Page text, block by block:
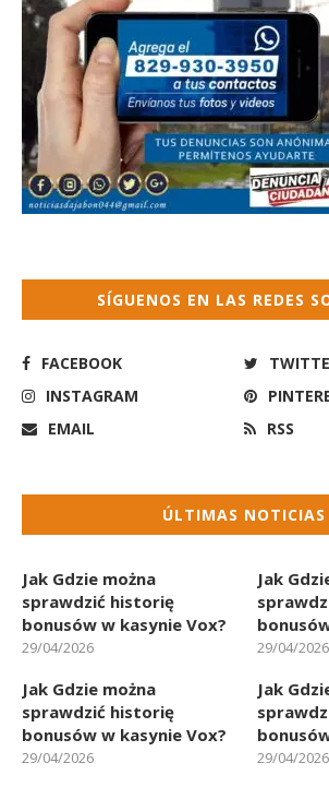
SÍGUENOS EN LAS REDES
ÚLTIMAS NOTICIAS
sprawdzić historię
bonusów w kasynie Vox?
29/04/2026 29/04/2026
sprawdzić historię
bonusów w kasynie Vox?
29/04/2026 29/04/2026